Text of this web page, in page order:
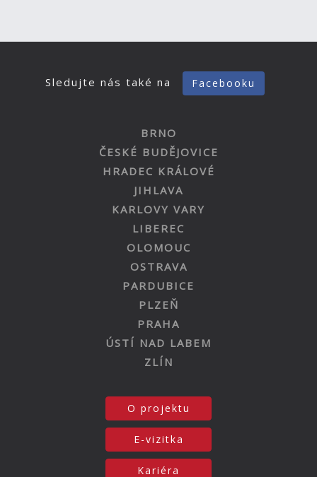
Sledujte nás také na Facebooku
BRNO
ČESKÉ BUDĚJOVICE
HRADEC KRÁLOVÉ
JIHLAVA
KARLOVY VARY
LIBEREC
OLOMOUC
OSTRAVA
PARDUBICE
PLZEŇ
PRAHA
ÚSTÍ NAD LABEM
ZLÍN
O projektu
E-vizitka
Kariéra